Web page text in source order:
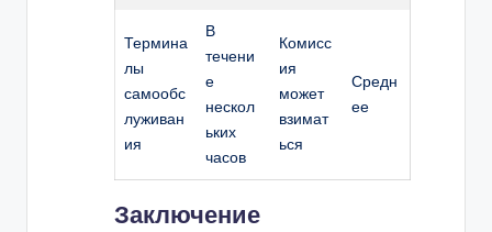
Термина
лы
самообс
луживан
ия
В
течени
е
нескол
ьких
часов
Комисс
ия
может
взимат
ься
Средн
ее
Заключение